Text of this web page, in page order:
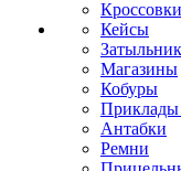
Кроссовки
Кейсы
Магазины
Кобуры
Приклады
Антабки
Ремни